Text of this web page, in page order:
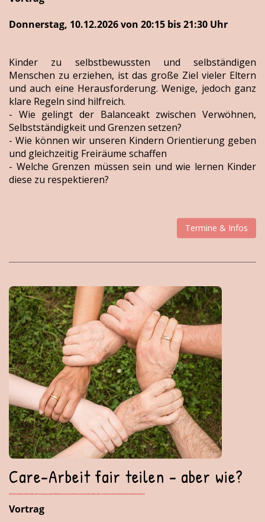
Donnerstag, 10.12.2026 von 20:15 bis 21:30 Uhr
Kinder zu selbstbewussten und selbständigen
Menschen zu erziehen, ist das große Ziel vieler Eltern
und auch eine Herausforderung. Wenige, jedoch ganz
klare Regeln sind hilfreich.
- Wie gelingt der Balanceakt zwischen Verwöhnen,
Selbstständigkeit und Grenzen setzen?
- Wie können wir unseren Kindern Orientierung geben
und gleichzeitig Freiräume schaffen
- Welche Grenzen müssen sein und wie lernen Kinder
diese zu respektieren?
Termine & Infos
Care-Arbeit fair teilen - aber wie?
Vortrag